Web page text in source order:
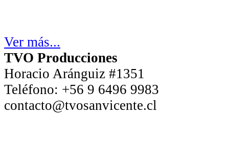
Ver más...
TVO Producciones
Horacio Aránguiz #1351
Teléfono: +56 9 6496 9983
contacto@tvosanvicente.cl